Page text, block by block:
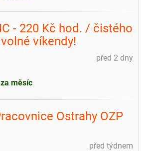
- 220 Kč hod. / čistého
víkendy!
před 2 dny
měsíc
Ostrahy OZP
před týdnem